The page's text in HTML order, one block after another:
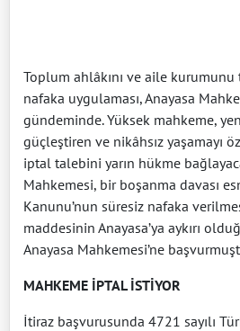
Toplum ahlâkını ve aile
nafaka uygulaması, Anayasa
gündeminde. Yüksek mahkeme,
güçleştiren ve nikâhsız yaşamayı
iptal talebini yarın hükme
Mahkemesi, bir boşanma davası
Kanunu’nun süresiz nafaka
maddesinin Anayasa’ya aykırı
Anayasa Mahkemesi’ne
MAHKEME İPTAL İSTİYOR
İtiraz başvurusunda 4721 sayılı